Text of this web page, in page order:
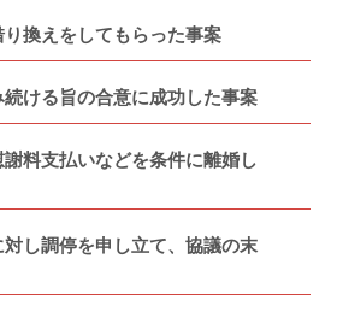
換えをしてもらった事案
ける旨の合意に成功した事案
料支払いなどを条件に離婚し
し調停を申し立て、協議の末